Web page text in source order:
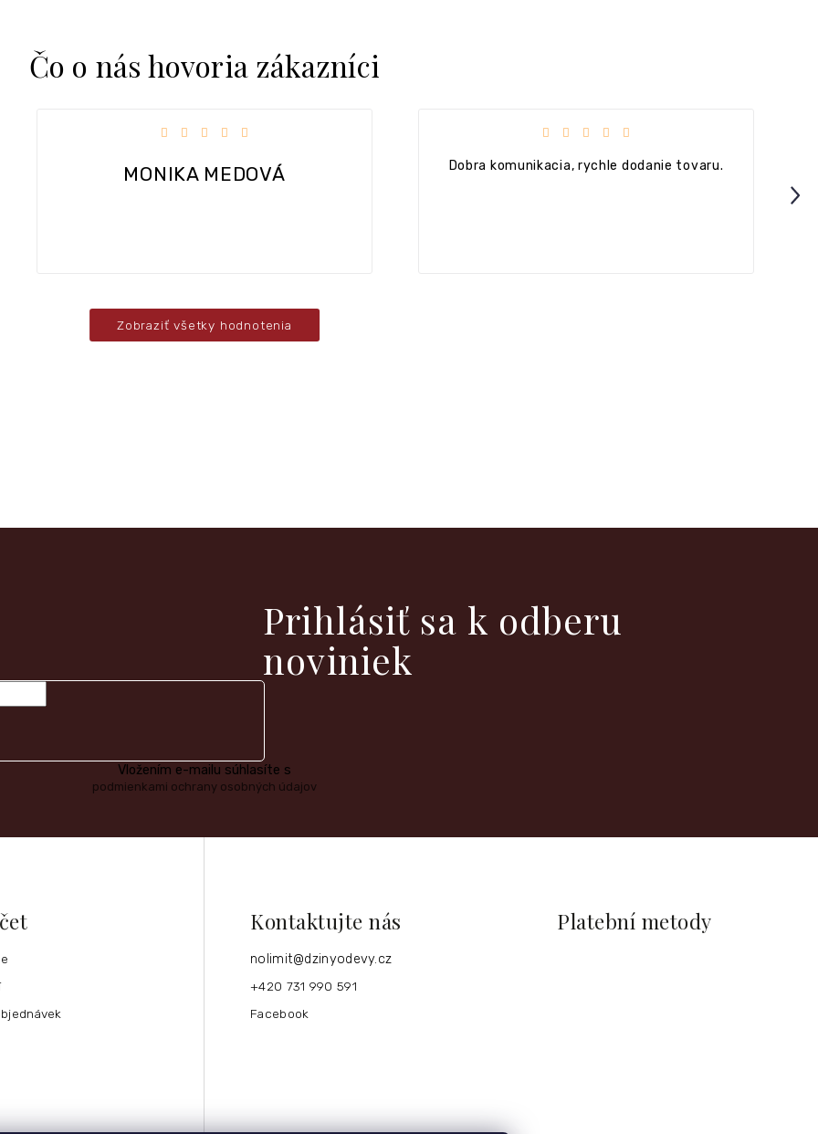
Čo o nás hovoria zákazníci
z 5 hviezdičiek. Hodnotenie obchodu je 5 z 5 hviezdičiek.
Dobra komunikacia, rychle dodanie tovaru.
Hodnotenie obchodu je 4 z 5
+ Ok
Next
Zobraziť všetky hodnotenia
Prihlásiť sa k odberu
noviniek
Vložením e-mailu súhlasíte s
podmienkami ochrany osobných údajov
Kontaktujte nás
nolimit@dzinyodevy.cz
+420 731 990 591
Facebook
Platební metody